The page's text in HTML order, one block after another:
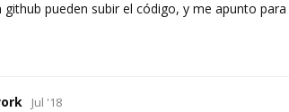
github pueden subir el código, y me apunto para
Jul '18